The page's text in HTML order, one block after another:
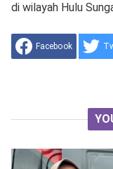
di wilayah Hulu
Facebook